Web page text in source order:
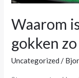
Waarom
gokken
Uncategorized /